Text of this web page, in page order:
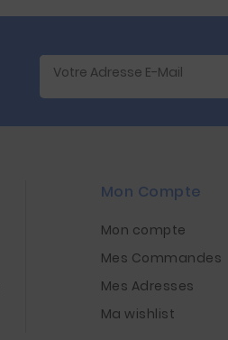
Mon Compte
Mon compte
Mes Commandes
Mes Adresses
Ma wishlist